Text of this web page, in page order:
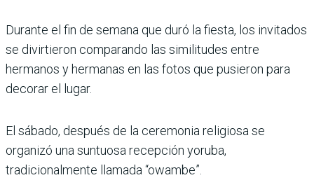
Durante el fin de semana que duró la fiesta, los invitados
se divirtieron comparando las similitudes entre
hermanos y hermanas en las fotos que pusieron para
decorar el lugar.
El sábado, después de la ceremonia religiosa se
organizó una suntuosa recepción yoruba,
tradicionalmente llamada “owambe”.